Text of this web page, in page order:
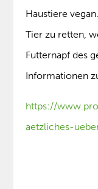
Haustiere
Tier zu retten,
Futternapf des
Informationen
https://
aetzliches-